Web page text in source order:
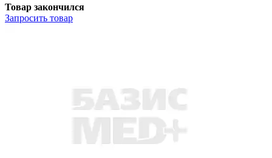
Товар закончился
Запросить товар